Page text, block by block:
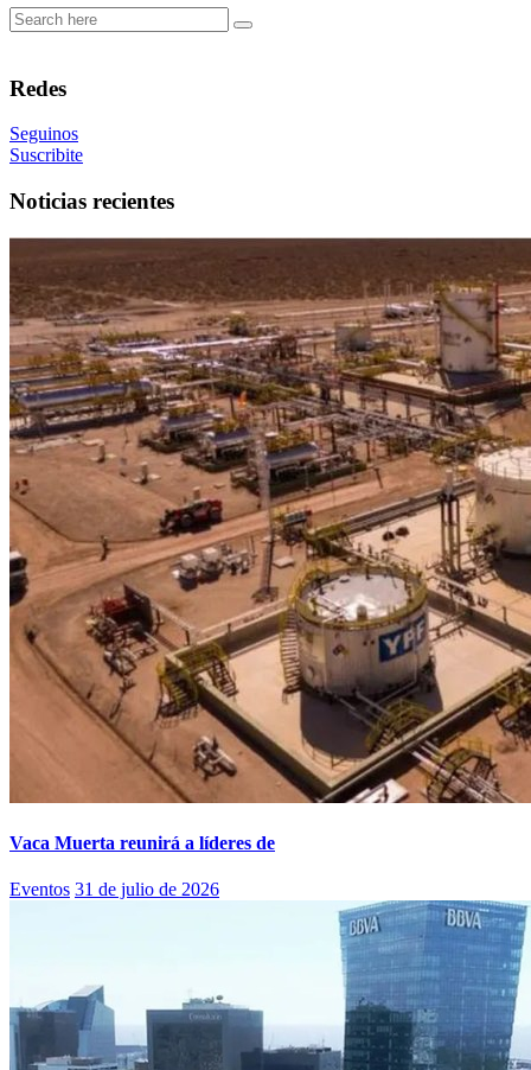
Redes
Seguinos
Suscribite
Noticias recientes
Vaca Muerta reunirá a líderes de
Eventos 31 de julio de 2026